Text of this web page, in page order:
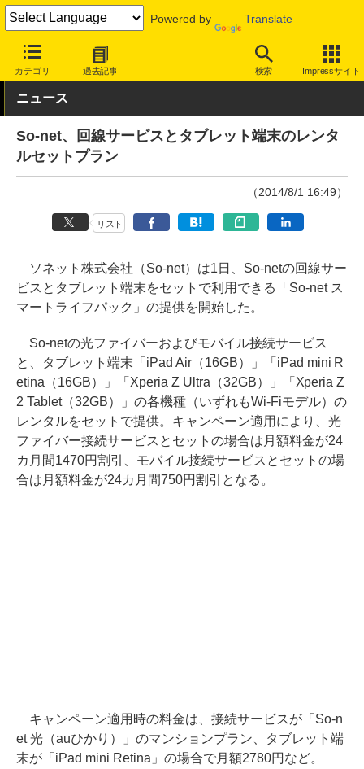
Powered by Translate
カテゴリ 過去記事 検索 Impressサイト
INTERNET Watch サービス/ソフト 携帯回線
ニュース
So-net、回線サービスとタブレット端末のレンタ
ルセットプラン
（2014/8/1 16:49）
リスト
ソネット株式会社（So-net）は1日、So-netの回線サー
ビスとタブレット端末をセットで利用できる「So-net ス
マートライフパック」の提供を開始した。
So-netの光ファイバーおよびモバイル接続サービス
と、タブレット端末「iPad Air（16GB）」「iPad mini R
etina（16GB）」「Xperia Z Ultra（32GB）」「Xperia Z
2 Tablet（32GB）」の各機種（いずれもWi-Fiモデル）の
レンタルをセットで提供。キャンペーン適用により、光
ファイバー接続サービスとセットの場合は月額料金が24
カ月間1470円割引、モバイル接続サービスとセットの場
合は月額料金が24カ月間750円割引となる。
キャンペーン適用時の料金は、接続サービスが「So-n
et 光（auひかり）」のマンションプラン、タブレット端
末が「iPad mini Retina」の場合で月額2780円など。